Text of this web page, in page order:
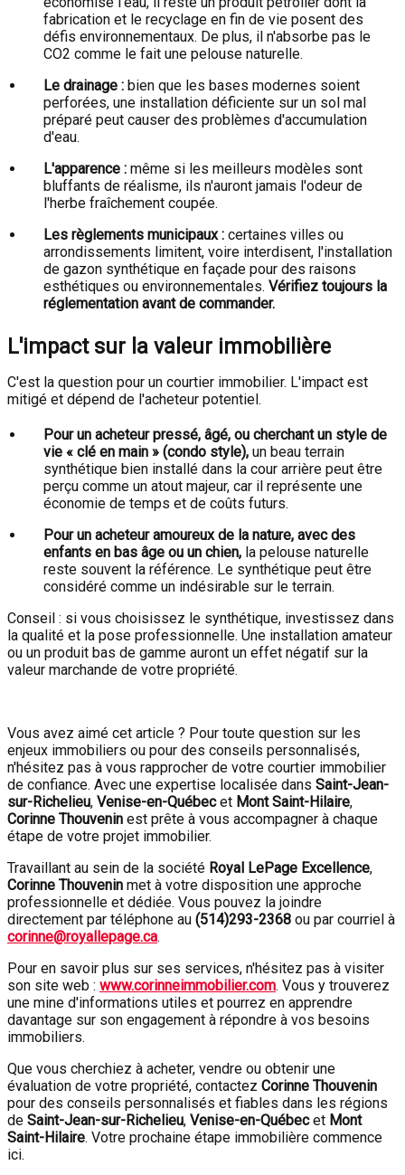
fabrication et le recyclage en fin de vie posent des
défis environnementaux. De plus, il n'absorbe pas le
CO2 comme le fait une pelouse naturelle.
Le drainage : bien que les bases modernes soient
perforées, une installation déficiente sur un sol mal
préparé peut causer des problèmes d'accumulation
d'eau.
L'apparence : même si les meilleurs modèles sont
bluffants de réalisme, ils n'auront jamais l'odeur de
l'herbe fraîchement coupée.
Les règlements municipaux : certaines villes ou
arrondissements limitent, voire interdisent, l'installation
de gazon synthétique en façade pour des raisons
esthétiques ou environnementales. Vérifiez toujours la
réglementation avant de commander.
L'impact sur la valeur immobilière
C'est la question pour un courtier immobilier. L'impact est
mitigé et dépend de l'acheteur potentiel.
Pour un acheteur pressé, âgé, ou cherchant un style de
vie « clé en main » (condo style), un beau terrain
synthétique bien installé dans la cour arrière peut être
perçu comme un atout majeur, car il représente une
économie de temps et de coûts futurs.
Pour un acheteur amoureux de la nature, avec des
enfants en bas âge ou un chien, la pelouse naturelle
reste souvent la référence. Le synthétique peut être
considéré comme un indésirable sur le terrain.
Conseil : si vous choisissez le synthétique, investissez dans
la qualité et la pose professionnelle. Une installation amateur
ou un produit bas de gamme auront un effet négatif sur la
valeur marchande de votre propriété.
Vous avez aimé cet article ? Pour toute question sur les
enjeux immobiliers ou pour des conseils personnalisés,
n'hésitez pas à vous rapprocher de votre courtier immobilier
de confiance. Avec une expertise localisée dans Saint-Jean-
sur-Richelieu, Venise-en-Québecet Mont Saint-Hilaire,
Corinne Thouvenin est prête à vous accompagner à chaque
étape de votre projet immobilier.
Travaillant au sein de la société Royal LePage Excellence,
Corinne Thouvenin met à votre disposition une approche
professionnelle et dédiée. Vous pouvez la joindre
directement par téléphone au (514)293-2368 ou par courriel à
corinne@royallepage.ca.
Pour en savoir plus sur ses services, n'hésitez pas à visiter
son site web : www.corinneimmobilier.com. Vous y trouverez
une mine d'informations utiles et pourrez en apprendre
davantage sur son engagement à répondre à vos besoins
immobiliers.
Que vous cherchiez à acheter, vendre ou obtenir une
évaluation de votre propriété, contactez Corinne Thouvenin
pour des conseils personnalisés et fiables dans les régions
de Saint-Jean-sur-Richelieu, Venise-en-Québecet Mont
Saint-Hilaire. Votre prochaine étape immobilière commence
ici.